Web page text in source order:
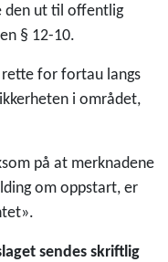
den ut til offentlig
§ 12-10.
rette for fortau langs
i området,
på at merknadene
om oppstart, er
sendes skriftlig